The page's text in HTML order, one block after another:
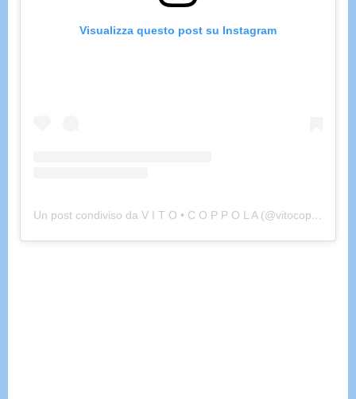
Visualizza questo post su Instagram
Un post condiviso da V I T O • C O P P O L A (@vitocopppola)